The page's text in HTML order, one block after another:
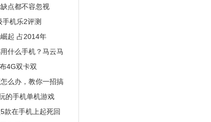
点都不容忽视
机乐2评测
起 占2014年
什么手机？马云马
4G双卡双
么办，教你一招搞
的手机单机游戏
款在手机上起死回